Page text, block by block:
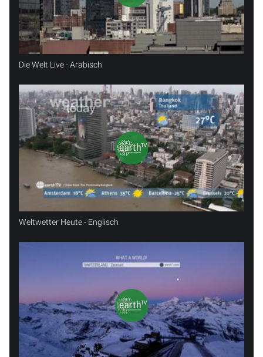
Die Welt Live - Arabisch
Weltwetter Heute - Englisch